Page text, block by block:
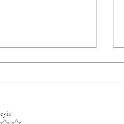
Workout
EMOM 36' Minute
Sit Ups Minute 5: 50